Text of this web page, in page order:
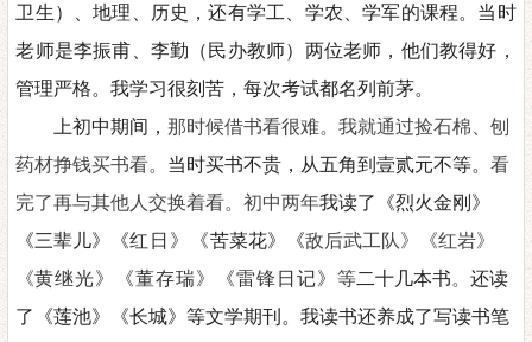
卫生）、地理、历史，还有学工、学农、学军的课程。当时
老师是李振甫、李勤（民办教师）两位老师，他们教得好，
管理严格。我学习很刻苦，每次考试都名列前茅。
上初中期间，那时候借书看很难。我就通过捡石棉、刨
药材挣钱买书看。 当时买书不贵，从五角到壹贰元不等。看
完了再与其他人交换着看。初中两年我读了《烈火金刚 》
《三辈儿》《红日 》《苦菜花》《敌后武工队》《红岩》
《黄继光》《董存瑞》《雷锋日记》等二十几本书。还读
了《莲池》《长城》等文学期刊。我读书还养成了写读书笔